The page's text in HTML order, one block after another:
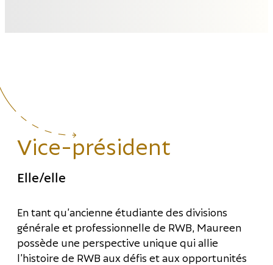
Vice-président
Elle/elle
En tant qu’ancienne étudiante des divisions
générale et professionnelle de RWB, Maureen
possède une perspective unique qui allie
l’histoire de RWB aux défis et aux opportunités